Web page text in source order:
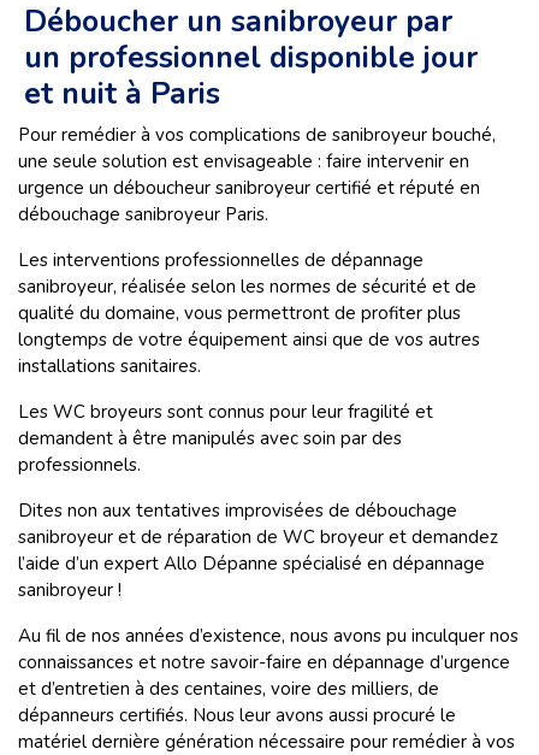
Déboucher un sanibroyeur par
un professionnel disponible jour
et nuit à Paris
Pour remédier à vos complications de sanibroyeur bouché,
une seule solution est envisageable : faire intervenir en
urgence un déboucheur sanibroyeur certifié et réputé en
débouchage sanibroyeur Paris.
Les interventions professionnelles de dépannage
sanibroyeur, réalisée selon les normes de sécurité et de
qualité du domaine, vous permettront de profiter plus
longtemps de votre équipement ainsi que de vos autres
installations sanitaires.
Les WC broyeurs sont connus pour leur fragilité et
demandent à être manipulés avec soin par des
professionnels.
Dites non aux tentatives improvisées de débouchage
sanibroyeur et de réparation de WC broyeur et demandez
l’aide d’un expert Allo Dépanne spécialisé en dépannage
sanibroyeur !
Au fil de nos années d’existence, nous avons pu inculquer nos
connaissances et notre savoir-faire en dépannage d’urgence
et d’entretien à des centaines, voire des milliers, de
dépanneurs certifiés. Nous leur avons aussi procuré le
matériel dernière génération nécessaire pour remédier à vos